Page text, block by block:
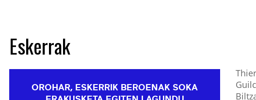
Eskerrak
OROHAR, ESKERRIK BEROENAK SOKA